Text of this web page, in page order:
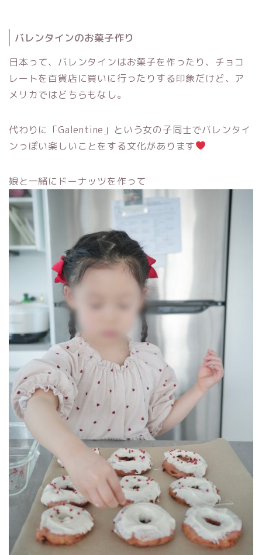
バレンタインのお菓子作り
日本って、バレンタインはお菓子を作ったり、チョコ
レートを百貨店に買いに行ったりする印象だけど、ア
メリカではどちらもなし。
代わりに「Galentine」という女の子同士でバレンタイ
ンっぽい楽しいことをする文化があります
娘と一緒にドーナッツを作って